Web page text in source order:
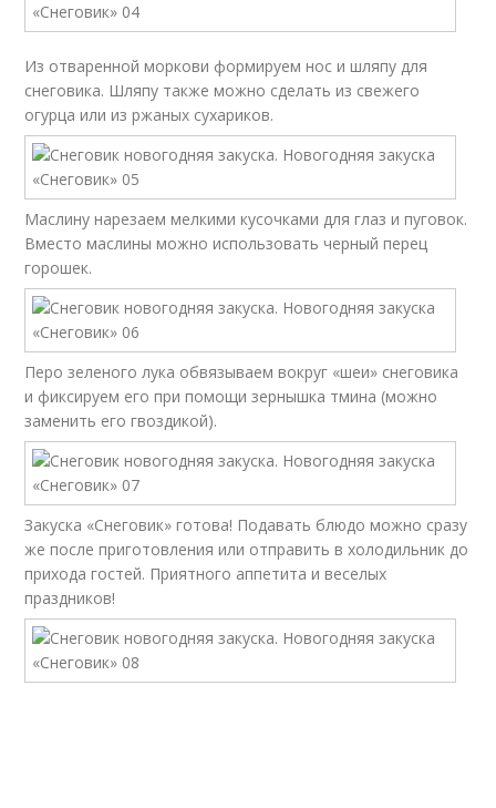
Из отваренной моркови формируем нос и шляпу для
снеговика. Шляпу также можно сделать из свежего
огурца или из ржаных сухариков.
Маслину нарезаем мелкими кусочками для глаз и пуговок.
Вместо маслины можно использовать черный перец
горошек.
Перо зеленого лука обвязываем вокруг «шеи» снеговика
и фиксируем его при помощи зернышка тмина (можно
заменить его гвоздикой).
Закуска «Снеговик» готова! Подавать блюдо можно сразу
же после приготовления или отправить в холодильник до
прихода гостей. Приятного аппетита и веселых
праздников!